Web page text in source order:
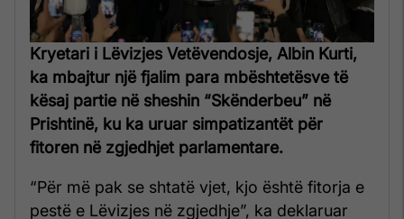
Kryetari i Lëvizjes Vetëvendosje, Albin Kurti,
ka mbajtur një fjalim para mbështetësve të
kësaj partie në sheshin “Skënderbeu” në
Prishtinë, ku ka uruar simpatizantët për
fitoren në zgjedhjet parlamentare.
“Për më pak se shtatë vjet, kjo është fitorja e
pestë e Lëvizjes në zgjedhje”, ka deklaruar